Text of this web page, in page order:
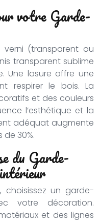
votre Garde-
(transparent ou
transparent sublime
Une lasure offre une
respirer le bois. La
et des couleurs
l’esthétique et la
adéquat augmente
30%.
du Garde-
choisissez un garde-
votre décoration.
et des lignes